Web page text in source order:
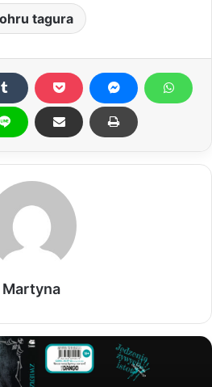
tagura
Martyna